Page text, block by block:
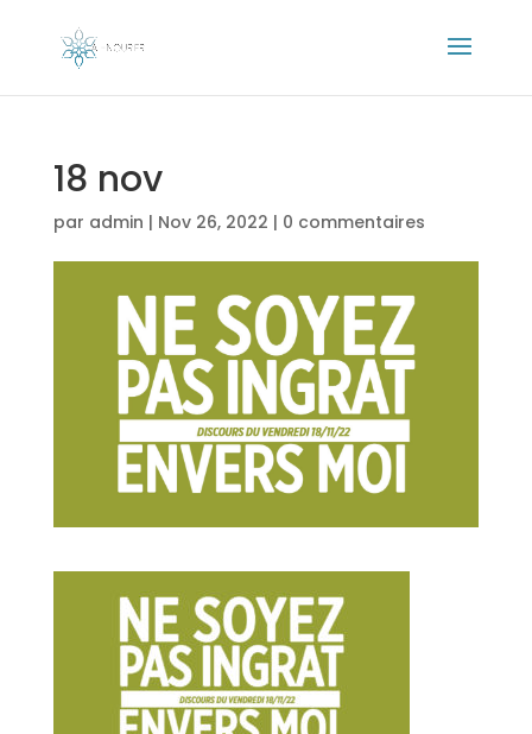
18 nov
par admin | Nov 26, 2022 | 0 commentaires